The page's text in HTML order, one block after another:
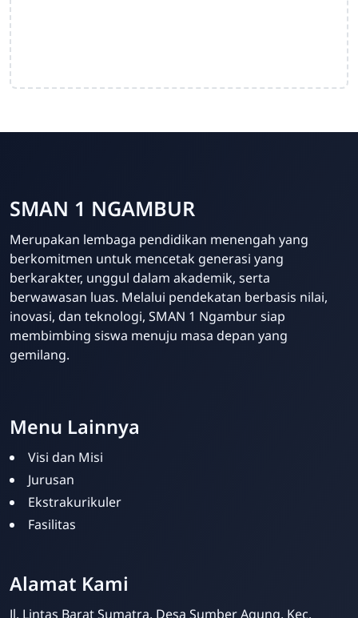
SMAN 1 NGAMBUR
Merupakan lembaga pendidikan menengah yang
berkomitmen untuk mencetak generasi yang
berkarakter, unggul dalam akademik, serta
berwawasan luas. Melalui pendekatan berbasis nilai,
inovasi, dan teknologi, SMAN 1 Ngambur siap
membimbing siswa menuju masa depan yang
gemilang.
Menu Lainnya
Visi dan Misi
Jurusan
Ekstrakurikuler
Fasilitas
Alamat Kami
Jl. Lintas Barat Sumatra, Desa Sumber Agung, Kec.